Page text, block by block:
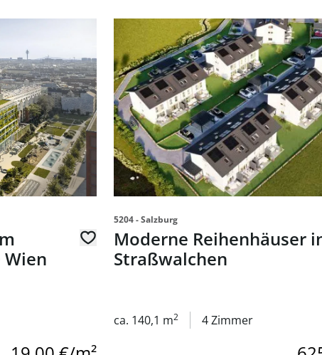
Projekt "ENNA" in 1030 Wien zu mieten
Wien
Link zur Seite Moderne Reihenhäuser
5204 - Salzburg
Moderne Reihenhäuser
Straßwalchen
ca. 140,1 m2 4 Zimmer